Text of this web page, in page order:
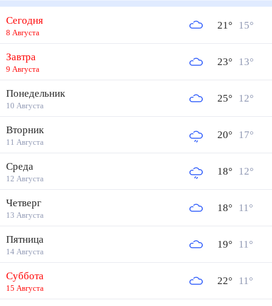
Сегодня
8 Августа
21° 15°
Завтра
9 Августа
23° 13°
Понедельник
10 Августа
25° 12°
Вторник
11 Августа
20° 17°
Среда
12 Августа
18° 12°
Четверг
13 Августа
18° 11°
Пятница
14 Августа
19° 11°
Суббота
15 Августа
22° 11°